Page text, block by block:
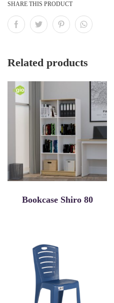
SHARE THIS PRODUCT
Related products
Bookcase Shiro 80